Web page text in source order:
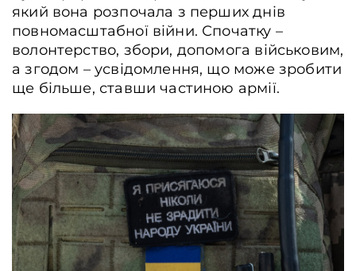
який вона розпочала з перших днів
повномасштабної війни. Спочатку –
волонтерство, збори, допомога військовим,
а згодом – усвідомлення, що може зробити
ще більше, ставши частиною армії.